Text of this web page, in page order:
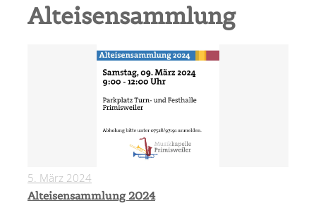
Alteisensammlung
5. März 2024
Alteisensammlung 2024